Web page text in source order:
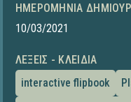
ΗΜΕΡΟΜΗΝΊΑ
10/03/2021
ΛΈΞΕΙΣ - ΚΛΕΙΔΙΆ
interactive flipbook